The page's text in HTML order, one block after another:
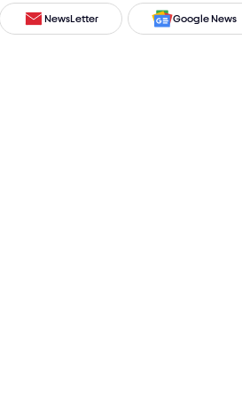
NewsLetter Google News